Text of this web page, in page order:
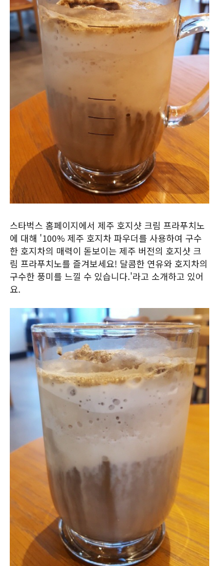
스타벅스 홈페이지에서 제주 호지샷 크림 프라푸치노
에 대해 '100% 제주 호지차 파우더를 사용하여 구수
한 호지차의 매력이 돋보이는 제주 버전의 호지샷 크
림 프라푸치노를 즐겨보세요! 달콤한 연유와 호지차의
구수한 풍미를 느낄 수 있습니다.'라고 소개하고 있어
요.